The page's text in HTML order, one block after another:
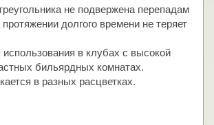
не подвержена перепадам
долгого времени не теряет
в клубах с высокой
бильярдных комнатах.
в разных расцветках.